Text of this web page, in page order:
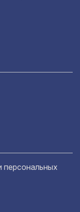
персональных